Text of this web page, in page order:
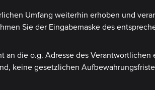
Umfang weiterhin erhoben und
Sie der Eingabemaske des
die o.g. Adresse des
keine gesetzlichen